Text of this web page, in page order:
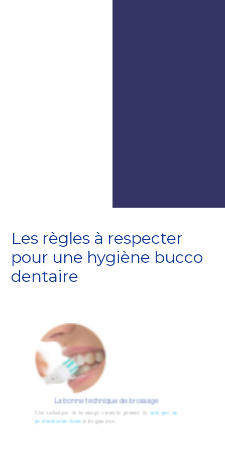
Les règles à respecter
pour une hygiène bucco
dentaire
La bonne technique de brossage